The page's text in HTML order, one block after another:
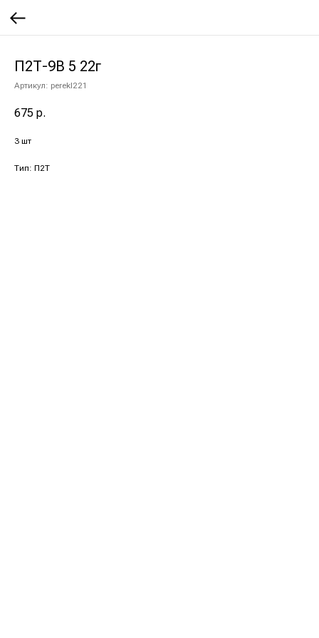
П2Т-9В 5 22г
Артикул: perekl221
675 р.
3 шт
Тип: П2Т